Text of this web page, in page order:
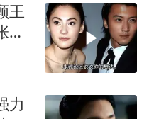
王
柏
力